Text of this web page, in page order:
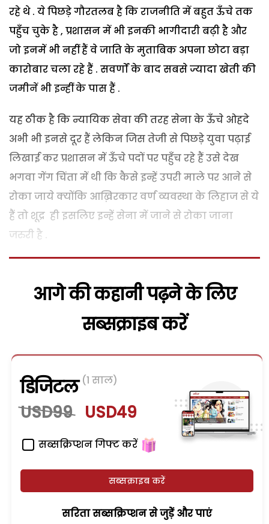
रहे थे . ये पिछड़े गौरतलब है कि राजनीति में बहुत ऊँचे तक
पहुँच चुके है , प्रशासन में भी इनकी भागीदारी बढ़ी है और
जो इनमें भी नहीं हैं वे जाति के मुताबिक अपना छोटा बड़ा
कारोबार चला रहे हैं . सवर्णों के बाद सबसे ज्यादा खेती की
जमीनें भी इन्हीं के पास हैं .
यह ठीक है कि न्यायिक सेवा की तरह सेना के ऊँचे ओहदे
अभी भी इनसे दूर हैं लेकिन जिस तेजी से पिछड़े युवा पढ़ाई
लिखाई कर प्रशासन में ऊँचे पदों पर पहुँच रहे हैं उसे देख
भगवा गेंग चिंता में थी कि कैसे इन्हें उपरी माले पर आने से
रोका जाये क्योंकि आख़िरकार वर्ण व्यवस्था के लिहाज से ये
हैं तो शूद्र ही इसलिए इन्हें सेना में जाने से रोका जाना
जरुरी है .
आगे की कहानी पढ़ने के लिए
सब्सक्राइब करें
डिजिटल (1 साल)
USD99 USD49
सब्सक्रिप्शन गिफ्ट करें
सब्सक्राइब करें
सरिता सब्सक्रिप्शन से जुड़ेें और पाएं